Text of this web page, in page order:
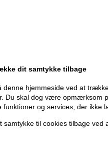
dit samtykke tilbage
denne hjemmeside ved at
Du skal dog være opmærksom
og services, der ikke
til cookies tilbage ved